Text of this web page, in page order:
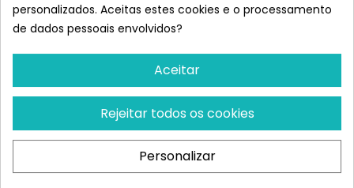
Félix Crispies Buey Y Pollo
45 Gr
Mediterranean Serrano
Snacks Para Gatos
personalizados. Aceitas estes cookies e o processamento
de dados pessoais envolvidos?
Aceitar
Rejeitar todos os cookies
Personalizar